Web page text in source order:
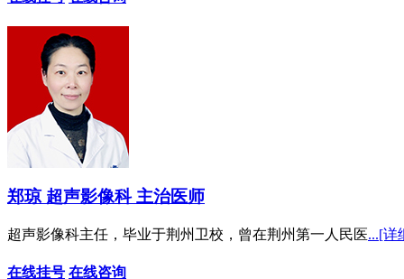
郑琼 超声影像科 主治医师
超声影像科主任，毕业于荆州卫校，曾在荆州第一人民医...[详
在线挂号 在线咨询